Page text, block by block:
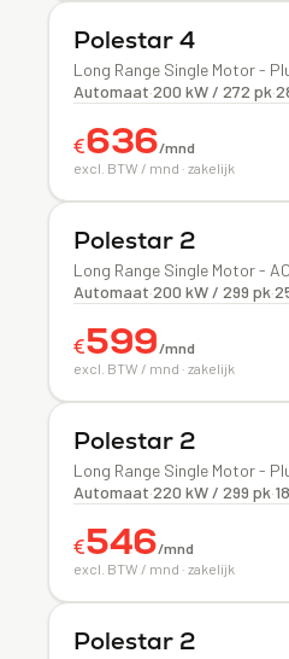
Elektrisch
Polestar4
Long Range Single Motor -
Automaat·200 kW / 272 pk·
€636/mnd
excl. BTW / mnd · zakelijk
Elektrisch
Polestar 2
Long Range Single Motor -
Automaat·200 kW / 299 pk·
€599/mnd
excl. BTW / mnd · zakelijk
Elektrisch
Polestar 2
Long Range Single Motor -
Automaat·220 kW / 299 pk·
€546/mnd
excl. BTW / mnd · zakelijk
Elektrisch
Polestar 2